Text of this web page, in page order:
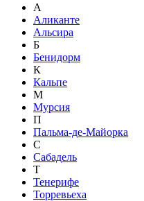
А
Аликанте
Альсира
Б
Бенидорм
К
Кальпе
М
Мурсия
П
Пальма-де-Майорка
С
Сабадель
Т
Тенерифе
Торревьеха